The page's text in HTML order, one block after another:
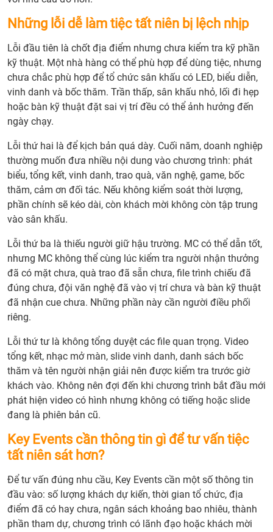
Những lỗi dễ làm tiệc tất niên bị lệch nhịp
Lỗi đầu tiên là chốt địa điểm nhưng chưa kiểm tra kỹ phần
kỹ thuật. Một nhà hàng có thể phù hợp để dùng tiệc, nhưng
chưa chắc phù hợp để tổ chức sân khấu có LED, biểu diễn,
vinh danh và bốc thăm. Trần thấp, sân khấu nhỏ, lối đi hẹp
hoặc bàn kỹ thuật đặt sai vị trí đều có thể ảnh hưởng đến
ngày chạy.
Lỗi thứ hai là để kịch bản quá dày. Cuối năm, doanh nghiệp
thường muốn đưa nhiều nội dung vào chương trình: phát
biểu, tổng kết, vinh danh, trao quà, văn nghệ, game, bốc
thăm, cảm ơn đối tác. Nếu không kiểm soát thời lượng,
phần chính sẽ kéo dài, còn khách mời không còn tập trung
vào sân khấu.
Lỗi thứ ba là thiếu người giữ hậu trường. MC có thể dẫn tốt,
nhưng MC không thể cùng lúc kiểm tra người nhận thưởng
đã có mặt chưa, quà trao đã sẵn chưa, file trình chiếu đã
đúng chưa, đội văn nghệ đã vào vị trí chưa và bàn kỹ thuật
đã nhận cue chưa. Những phần này cần người điều phối
riêng.
Lỗi thứ tư là không tổng duyệt các file quan trọng. Video
tổng kết, nhạc mở màn, slide vinh danh, danh sách bốc
thăm và tên người nhận giải nên được kiểm tra trước giờ
khách vào. Không nên đợi đến khi chương trình bắt đầu mới
phát hiện video có hình nhưng không có tiếng hoặc slide
đang là phiên bản cũ.
Key Events cần thông tin gì để tư vấn tiệc
tất niên sát hơn?
Để tư vấn đúng nhu cầu, Key Events cần một số thông tin
đầu vào: số lượng khách dự kiến, thời gian tổ chức, địa
điểm đã có hay chưa, ngân sách khoảng bao nhiêu, thành
phần tham dự, chương trình có lãnh đạo hoặc khách mời